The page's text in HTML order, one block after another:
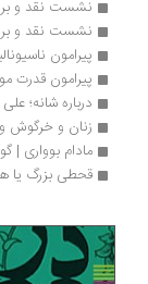
نشست نقد و بررسی
نشست نقد و بررسی
پیرامون ناسیونالیسم
پیرامون قدرت
درباره شانه؛ علی
زنان و خرگوش و
مادام بوواری | گوستاو
قحطی بزرگ یا